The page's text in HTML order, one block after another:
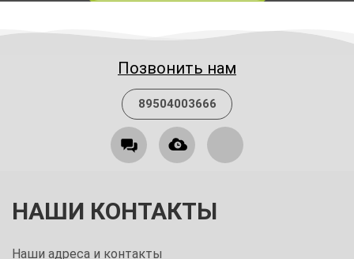
Позвонить нам
89504003666
НАШИ КОНТАКТЫ
Наши адреса и контакты